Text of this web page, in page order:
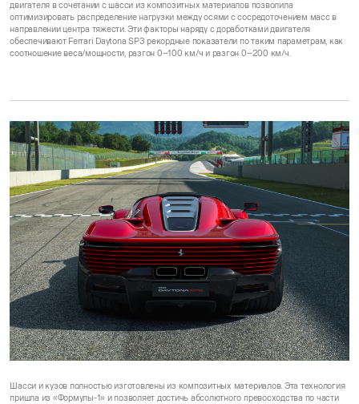
двигателя в сочетании с шасси из композитных материалов позволила
оптимизировать распределение нагрузки между осями с сосредоточением масс в
направлении центра тяжести. Эти факторы наряду с доработками двигателя
обеспечивают Ferrari Daytona SP3 рекордные показатели по таким параметрам, как
соотношение веса/мощности, разгон 0–100 км/ч и разгон 0–200 км/ч.
Шасси и кузов полностью изготовлены из композитных материалов. Эта технология
пришла из «Формулы-1» и позволяет достичь абсолютного превосходства по части